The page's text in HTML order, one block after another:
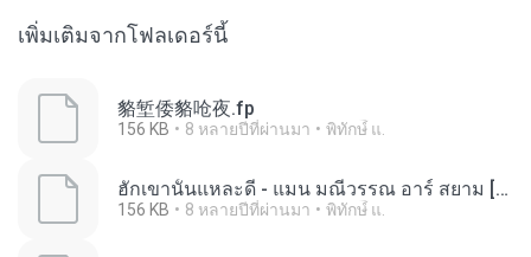
เพิ่มเติมจากโฟลเดอร์นี้
貉堑倭貉呛夜.fp
156 KB 8 หลายปีที่ผ่านมา พิทักษ์ื แ.
ฮักเขานั้นแหละดี - แมน มณีวรรณ อาร์ สยาม [Official MV].fp
156 KB 8 หลายปีที่ผ่านมา พิทักษ์ื แ.